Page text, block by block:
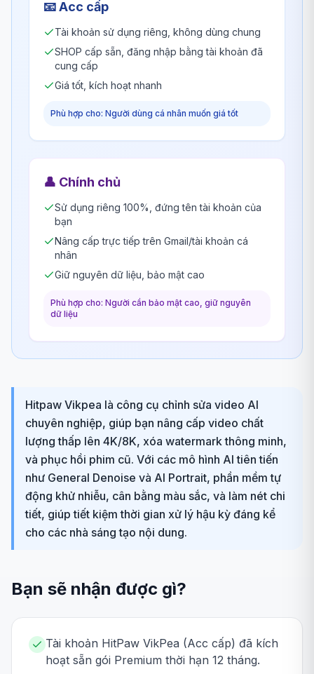
📧Acc cấp
Tài khoản sử dụng riêng, không dùng chung
SHOP cấp sẵn, đăng nhập bằng tài khoản đã
cung cấp
Giá tốt, kích hoạt nhanh
Phù hợp cho: Người dùng cá nhân muốn giá tốt
👤 Chính chủ
Sử dụng riêng 100%, đứng tên tài khoản của
bạn
Nâng cấp trực tiếp trên Gmail/tài khoản cá
nhân
Giữ nguyên dữ liệu, bảo mật cao
Phù hợp cho: Người cần bảo mật cao, giữ nguyên
dữ liệu
Hitpaw Vikpea là công cụ chỉnh sửa video AI
chuyên nghiệp, giúp bạn nâng cấp video chất
lượng thấp lên 4K/8K, xóa watermark thông minh,
và phục hồi phim cũ. Với các mô hình AI tiên tiến
như General Denoise và AI Portrait, phần mềm tự
động khử nhiễu, cân bằng màu sắc, và làm nét chi
tiết, giúp tiết kiệm thời gian xử lý hậu kỳ đáng kể
cho các nhà sáng tạo nội dung.
Bạn sẽ nhận được gì?
Tài khoản HitPaw VikPea (Acc cấp) đã kích
hoạt sẵn gói Premium thời hạn 12 tháng.